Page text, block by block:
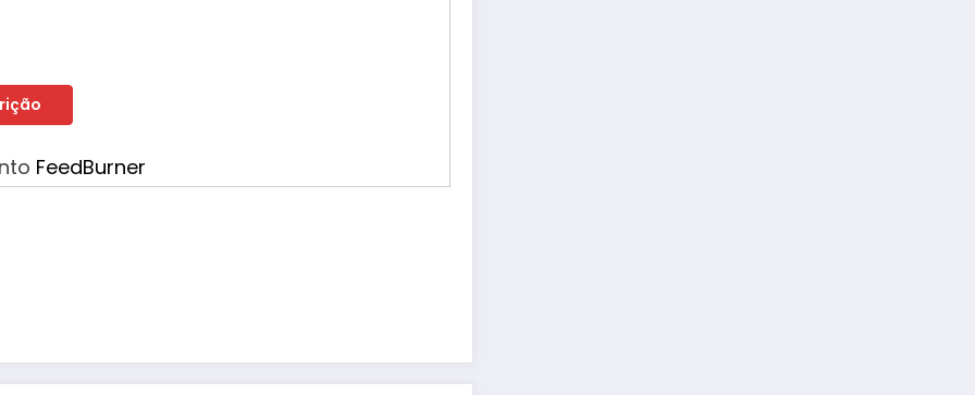
FeedBurner